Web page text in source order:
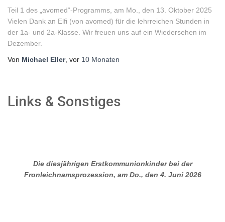
Teil 1 des „avomed“-Programms, am Mo., den 13. Oktober 2025
Vielen Dank an Elfi (von avomed) für die lehrreichen Stunden in
der 1a- und 2a-Klasse. Wir freuen uns auf ein Wiedersehen im
Dezember.
Von Michael Eller, vor 10 Monaten
Links & Sonstiges
Die diesjährigen Erstkommunionkinder bei der
Fronleichnamsprozession, am Do., den 4. Juni 2026